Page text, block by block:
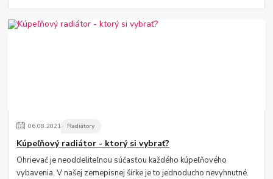
06.08.2021 Radiátory
Kúpeľňový radiátor - ktorý si vybrať?
Ohrievač je neoddeliteľnou súčasťou každého kúpeľňového
vybavenia. V našej zemepisnej šírke je to jednoducho nevyhnutné.